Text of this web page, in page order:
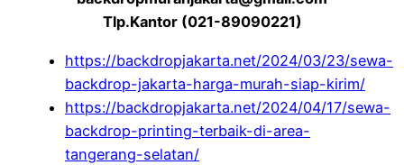
Tlp.Kantor (021-89090221)
https://backdropjakarta.net/2024/03/23/sewa-
backdrop-jakarta-harga-murah-siap-kirim/
https://backdropjakarta.net/2024/04/17/sewa-
backdrop-printing-terbaik-di-area-
tangerang-selatan/